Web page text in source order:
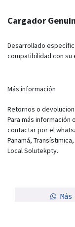
Cargador
Desarrollado
compatibilidad con su
Más información
Retornos o
Para más
contactar por el
Panamá,
Local Solutekpty.